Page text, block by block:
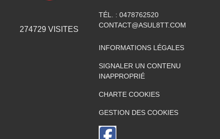
274729 VISITES
TÉL. : 0478762520
CONTACT@ASUL8TT.COM
INFORMATIONS LÉGALES
SIGNALER UN CONTENU
INAPPROPRIÉ
CHARTE COOKIES
GESTION DES COOKIES